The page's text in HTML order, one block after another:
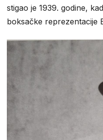
stigao je 1939. godine,
boksačke reprezentacije